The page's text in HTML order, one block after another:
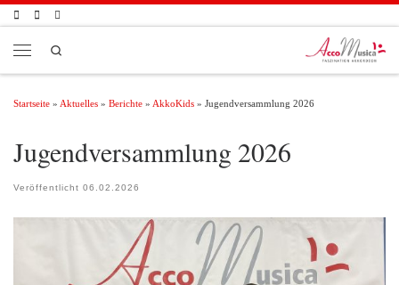
Zum Inhalt springen
Startseite » Aktuelles » Berichte » AkkoKids » Jugendversammlung 2026
Jugendversammlung 2026
Veröffentlicht 06.02.2026